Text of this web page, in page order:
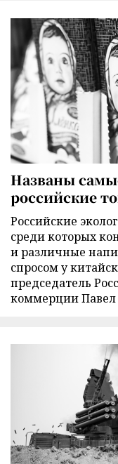
Названы
российские
Российские
среди которых
и различные
спросом у
председатель
коммерции Павел